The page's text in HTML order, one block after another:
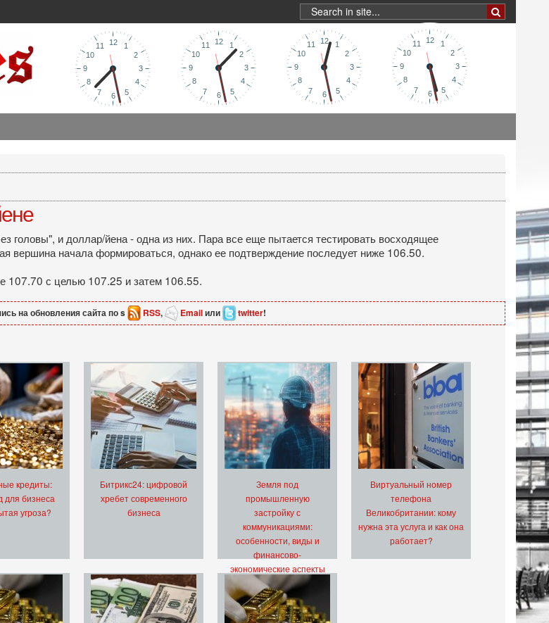
головы", и доллар/йена - одна из них. Пара все еще пытается тестировать восходящее
вершина начала формироваться, однако ее подтверждение последует ниже 106.50.
107.70 с целью 107.25 и затем 106.55.
на обновления сайта по s RSS, Emailили twitter!
кредиты:
для бизнеса
угроза?
Битрикс24: цифровой
хребет современного
бизнеса
Земля под
промышленную
застройку с
коммуникациями:
особенности, виды и
финансово-
экономические аспекты
Виртуальный номер
телефона
Великобритании: кому
нужна эта услуга и как она
работает?